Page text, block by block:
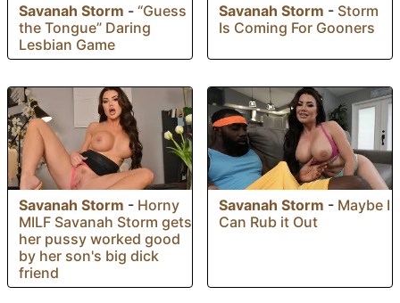
Savanah Storm - “Guess
the Tongue” Daring
Lesbian Game
Savanah Storm - Storm
Is Coming For Gooners
Savanah Storm - Horny
MILF Savanah Storm gets
her pussy worked good
by her son's big dick
friend
Savanah Storm - Maybe I
Can Rub it Out